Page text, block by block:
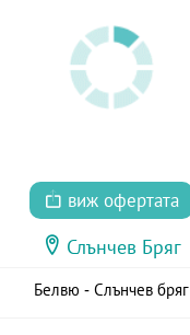
виж офертата
Слънчев Бряг
Белвю - Слънчев бряг